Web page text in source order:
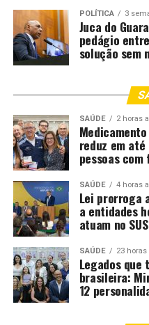
POLÍTICA 3
Juca do
pedágio
solução sem
SAÚDE 2 horas
reduz em
pessoas
SAÚDE 4 horas
Lei prorroga
a entidades
atuam no SUS
SAÚDE 23 horas
Legados que
brasileira:
12